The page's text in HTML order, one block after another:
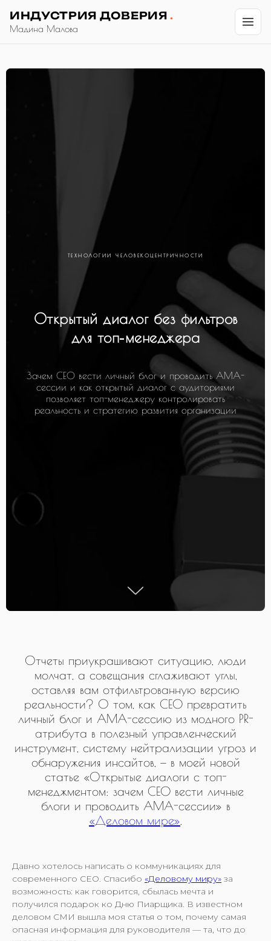
ИНДУСТРИЯ ДОВЕРИЯ .
Мадина Малова
ТЕХНОЛОГИИ ЧЕЛОВЕКОЦЕНТРИЧНОСТИ
Открытый диалог без фильтров
для топ-менеджера
Зачем CEO вести личный блог и проводить AMA-
сессии и как открытый диалог с аудиториями
позволяет топ-менеджеру контролировать
реальность и стратегию развития организации
Отчеты приукрашивают ситуацию, люди
молчат, а совещания сглаживают углы,
оставляя вам отфильтрованную версию
реальности? О том, как CEO превратить
личный блог и AMA-сессию из модного PR-
атрибута в полезный управленческий
инструмент, систему нейтрализации угроз и
обнаружения инсайтов, — в моей новой
статье «Открытые диалоги с топ-
менеджментом: зачем CEO вести личные
блоги и проводить AMA-сессии» в
«Деловом мире»
Давно хотелось написать о коммуникациях для
современного CEO. Спасибо «Деловому миру» за
возможность: как говорится, сбылась мечта и
получился подарок ко Дню Пиарщика. В известном
деловом СМИ вышла моя статья о том, почему самая
опасная информация для руководителя — та, что до